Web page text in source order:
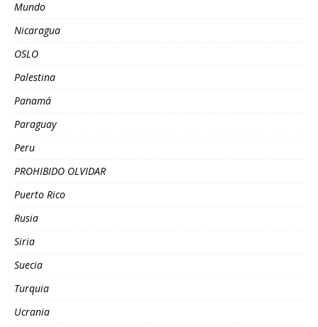
Mundo
Nicaragua
OSLO
Palestina
Panamá
Paraguay
Peru
PROHIBIDO OLVIDAR
Puerto Rico
Rusia
Siria
Suecia
Turquia
Ucrania